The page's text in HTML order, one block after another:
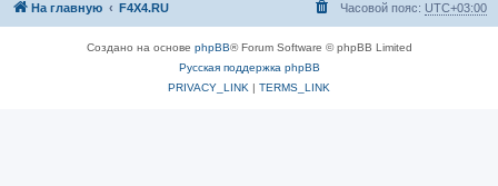
На главную F4X4.RU Часовой пояс: UTC+03:00
Создано на основе phpBB® Forum Software © phpBB Limited
Русская поддержка phpBB
PRIVACY_LINK | TERMS_LINK